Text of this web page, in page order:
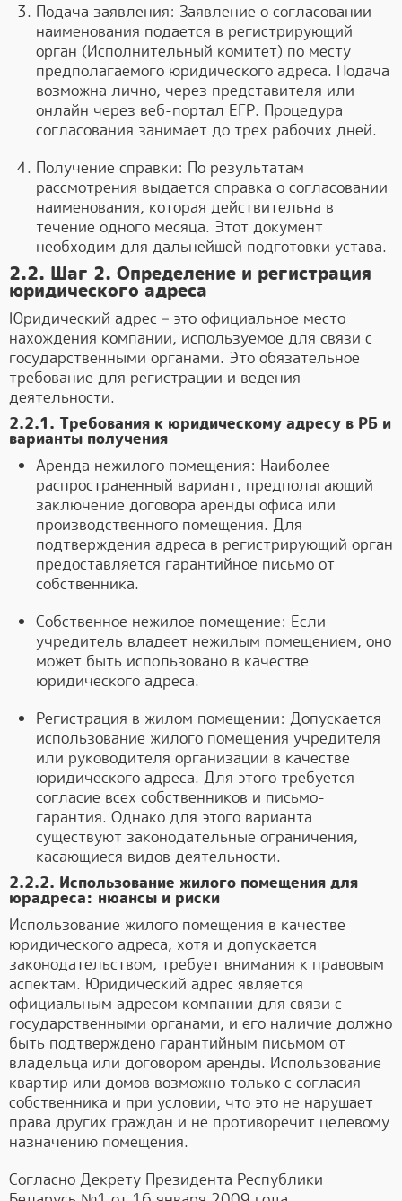
Подача заявления: Заявление о согласовании
наименования подается в регистрирующий
орган (Исполнительный комитет) по месту
предполагаемого юридического адреса. Подача
возможна лично, через представителя или
онлайн через веб-портал ЕГР. Процедура
согласования занимает до трех рабочих дней.
Получение справки: По результатам
рассмотрения выдается справка о согласовании
наименования, которая действительна в
течение одного месяца. Этот документ
необходим для дальнейшей подготовки устава.
2.2. Шаг 2. Определение и регистрация
юридического адреса
Юридический адрес – это официальное место
нахождения компании, используемое для связи с
государственными органами. Это обязательное
требование для регистрации и ведения
деятельности.
2.2.1. Требования к юридическому адресу в РБ и
варианты получения
Аренда нежилого помещения: Наиболее
распространенный вариант, предполагающий
заключение договора аренды офиса или
производственного помещения. Для
подтверждения адреса в регистрирующий орган
предоставляется гарантийное письмо от
собственника.
Собственное нежилое помещение: Если
учредитель владеет нежилым помещением, оно
может быть использовано в качестве
юридического адреса.
Регистрация в жилом помещении: Допускается
использование жилого помещения учредителя
или руководителя организации в качестве
юридического адреса. Для этого требуется
согласие всех собственников и письмо-
гарантия. Однако для этого варианта
существуют законодательные ограничения,
касающиеся видов деятельности.
2.2.2. Использование жилого помещения для
юрадреса: нюансы и риски
Использование жилого помещения в качестве
юридического адреса, хотя и допускается
законодательством, требует внимания к правовым
аспектам. Юридический адрес является
официальным адресом компании для связи с
государственными органами, и его наличие должно
быть подтверждено гарантийным письмом от
владельца или договором аренды. Использование
квартир или домов возможно только с согласия
собственника и при условии, что это не нарушает
права других граждан и не противоречит целевому
назначению помещения.
Согласно Декрету Президента Республики